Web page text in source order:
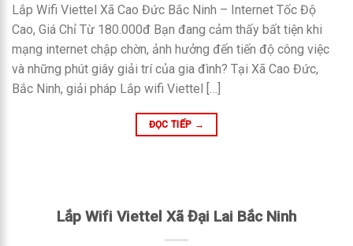
Lắp Wifi Viettel Xã Cao Đức Bắc Ninh – Internet Tốc Độ
Cao, Giá Chỉ Từ 180.000đ Bạn đang cảm thấy bất tiện khi
mạng internet chập chờn, ảnh hưởng đến tiến độ công việc
và những phút giây giải trí của gia đình? Tại Xã Cao Đức,
Bắc Ninh, giải pháp Lắp wifi Viettel […]
ĐỌC TIẾP →
Lắp Wifi Viettel Xã Đại Lai Bắc Ninh